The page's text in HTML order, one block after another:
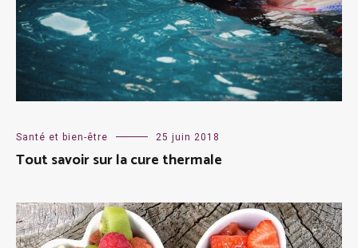
Santé et bien-être 25 juin 2018
Tout savoir sur la cure thermale